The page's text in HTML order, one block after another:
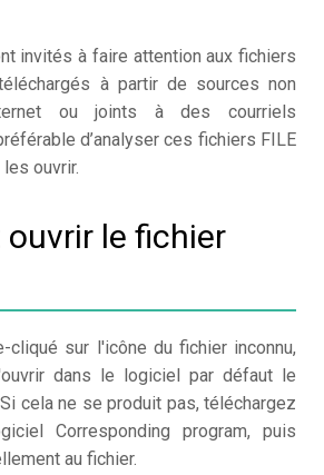
invités à faire attention aux fichiers
à partir de sources non
ou joints à des courriels
d’analyser ces fichiers FILE
ouvrir.
le fichier
cliqué sur l'icône du fichier inconnu,
dans le logiciel par défaut le
cela ne se produit pas, téléchargez
Corresponding program, puis
au fichier.